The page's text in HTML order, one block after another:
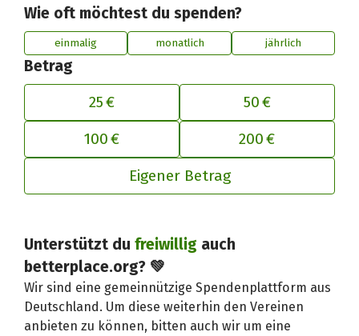
Wie oft möchtest du spenden?
einmalig monatlich jährlich
Betrag
25 €
50 €
100 € 200 €
Eigener Betrag
Unterstützt dufreiwillig auch
betterplace.org? 💚
Wir sind eine gemeinnützige Spendenplattform aus
Deutschland. Um diese weiterhin den Vereinen
anbieten zu können, bitten auch wir um eine
Deinen Beitrag an betterplace